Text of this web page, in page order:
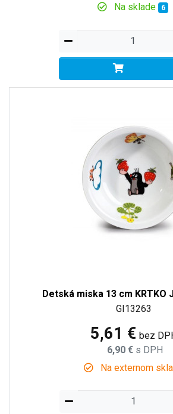
Na sklade 6
Detská miska 13 cm KRTKO
GI13263
5,61 € bez
6,90 € s DPH
Na externom